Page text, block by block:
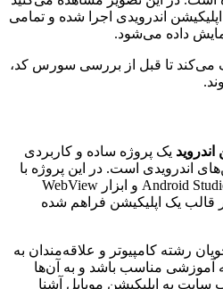
اندرویدی اجرا شده و تمامی
داده می‌شود.
می‌کند تا قبل از بررسی سورس کد،
یک پروژه ساده و کاربردی
اندرویدی است. در این پروژه با
استفاده از زبان Java، محیط Android Studio و ابزار WebView
یک اپلیکیشن فراهم شده
رشته کامپیوتر و علاقه‌مندان به
آموزشی مناسب باشد و به آن‌ها
به اپلیکیشن موبایل آشنا